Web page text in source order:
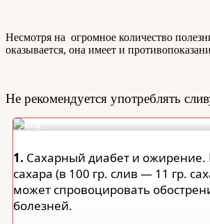
Несмотря на огромное количество
оказывается, она имеет и
Не рекомендуется употреблять
1. Сахарный диабет и ожирение.
сахара (в 100 гр. слив — 11 гр.
может спровоцировать
болезней.